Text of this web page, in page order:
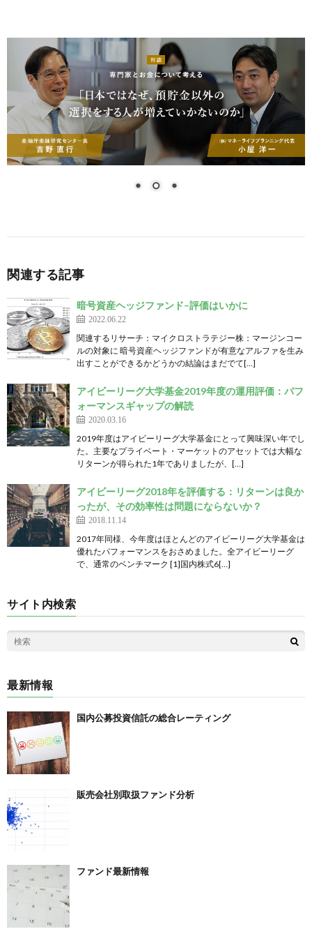
関連する記事
暗号資産ヘッジファンド–評価はいかに
2022.06.22
関連するリサーチ：マイクロストラテジー株：マージンコー
ルの対象に 暗号資産ヘッジファンドが有意なアルファを生み
出すことができるかどうかの結論はまだでて[…]
アイビーリーグ大学基金2019年度の運用評価：パフ
ォーマンスギャップの解読
2020.03.16
2019年度はアイビーリーグ大学基金にとって興味深い年でし
た。主要なプライベート・マーケットのアセットでは大幅な
リターンが得られた1年でありましたが、[…]
アイビーリーグ2018年を評価する：リターンは良か
ったが、その効率性は問題にならないか？
2018.11.14
2017年同様、今年度はほとんどのアイビーリーグ大学基金は
優れたパフォーマンスをおさめました。全アイビーリーグ
で、通常のベンチマーク [1]国内株式6[…]
サイト内検索
最新情報
国内公募投資信託の総合レーティング
販売会社別取扱ファンド分析
ファンド最新情報